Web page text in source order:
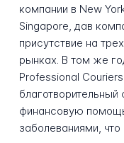
компании в New
Singapore, дав
присутствие на
рынках. В том же
Professional
финансовую
заболеваниями,